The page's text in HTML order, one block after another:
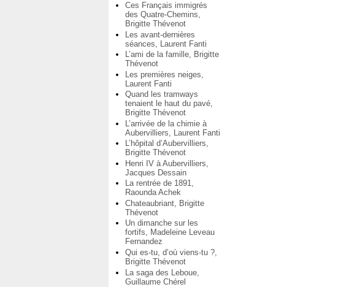
Ces Français immigrés
des Quatre-Chemins,
Brigitte Thévenot
Les avant-dernières
séances, Laurent Fanti
L’ami de la famille, Brigitte
Thévenot
Les premières neiges,
Laurent Fanti
Quand les tramways
tenaient le haut du pavé,
Brigitte Thévenot
L’arrivée de la chimie à
Aubervilliers, Laurent Fanti
L’hôpital d’Aubervilliers,
Brigitte Thévenot
Henri IV à Aubervilliers,
Jacques Dessain
La rentrée de 1891,
Raounda Achek
Chateaubriant, Brigitte
Thévenot
Un dimanche sur les
fortifs, Madeleine Leveau
Fernandez
Qui es-tu, d’où viens-tu ?,
Brigitte Thévenot
La saga des Leboue,
Guillaume Chérel